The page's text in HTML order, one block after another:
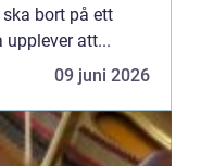
bort på ett
att...
09 juni 2026